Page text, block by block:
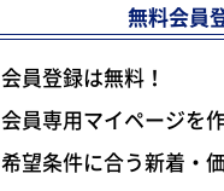
無料会員
会員登録は無料！
会員専用マイページを
希望条件に合う新着・